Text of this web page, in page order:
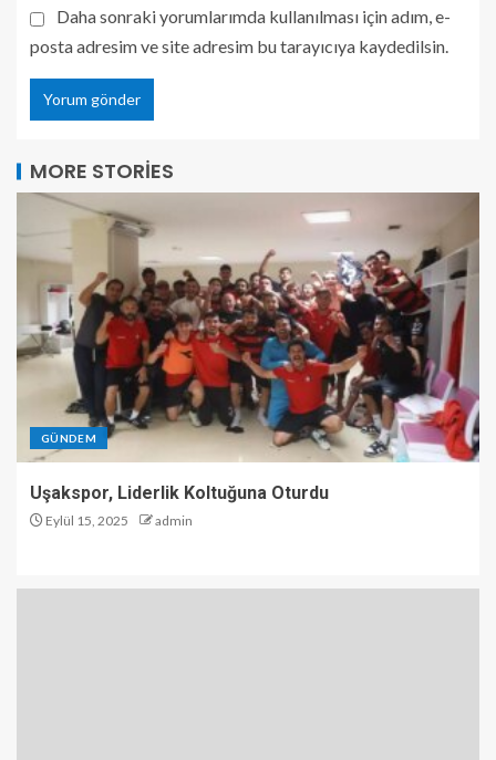
Daha sonraki yorumlarımda kullanılması için adım, e-
posta adresim ve site adresim bu tarayıcıya kaydedilsin.
MORE STORIES
GÜNDEM
Uşakspor, Liderlik Koltuğuna Oturdu
Eylül 15, 2025 admin